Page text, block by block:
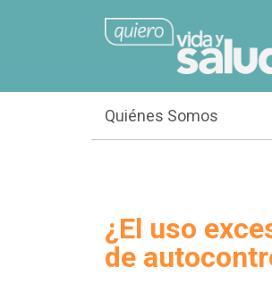
Quiénes Somos
¿El uso
de